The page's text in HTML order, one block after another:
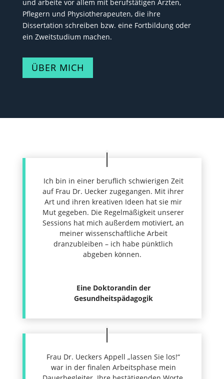
und arbeite vor allem mit berufstätigen Ärzten,
Pflegern und Physiotherapeuten, die ihre
Dissertation schreiben bzw. eine Fortbildung oder
ein Zweitstudium machen.
ÜBER MICH
Ich bin in einer beruflich schwierigen Zeit
auf Frau Dr. Uecker zugegangen. Mit ihrer
Art und ihren kreativen Ideen hat sie mir
Mut gegeben. Die Regelmäßigkeit unserer
Sessions hat mich außerdem motiviert, an
meiner wissenschaftliche Arbeit
dranzubleiben – ich habe pünktlich
abgeben können.
Eine Doktorandin der
Gesundheitspädagogik
Frau Dr. Ueckers Appell „lassen Sie los!“
war in der finalen Arbeitsphase mein